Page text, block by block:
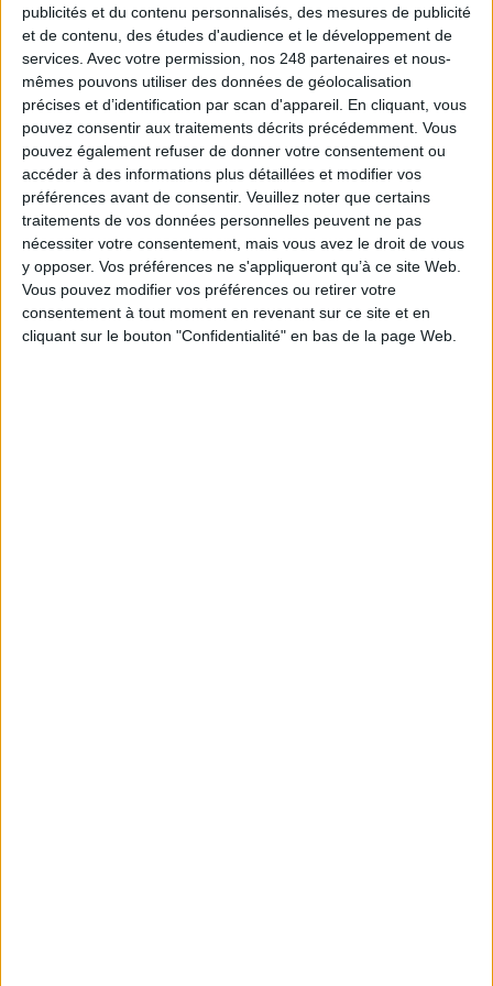
publicités et du contenu personnalisés, des mesures de publicité
et de contenu, des études d'audience et le développement de
services. Avec votre permission, nos 248 partenaires et nous-
mêmes pouvons utiliser des données de géolocalisation
précises et d’identification par scan d'appareil. En cliquant, vous
pouvez consentir aux traitements décrits précédemment. Vous
pouvez également refuser de donner votre consentement ou
accéder à des informations plus détaillées et modifier vos
préférences avant de consentir. Veuillez noter que certains
traitements de vos données personnelles peuvent ne pas
nécessiter votre consentement, mais vous avez le droit de vous
y opposer. Vos préférences ne s'appliqueront qu’à ce site Web.
Vous pouvez modifier vos préférences ou retirer votre
consentement à tout moment en revenant sur ce site et en
cliquant sur le bouton "Confidentialité" en bas de la page Web.
MetaMind
Intelligence artificielle : "De larges perspectives pour les entreprises",
selon Jean-Marc Ogier
Intelligence artificielle : un avocat milite pour la notion de "personnalité
robot"
Yann LeCun, l'intelligence artificielle française de Facebook
Quand le document se dope à l'intelligence artificielle
Intelligence artificielle : les robots au service de la "post-publicité"
Hugh, le premier robot bibliothécaire, prendra son poste à la rentrée
0 Commentaire
Intelligence Artificielle